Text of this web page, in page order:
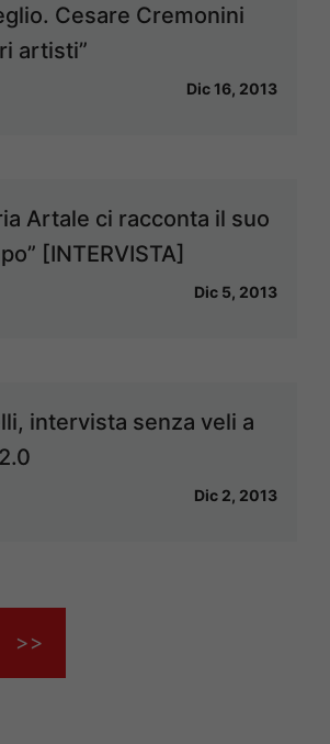
Cesare Cremonini
artisti”
Dic 16, 2013
Artale ci racconta il suo
[INTERVISTA]
Dic 5, 2013
intervista senza veli a
Dic 2, 2013
>>